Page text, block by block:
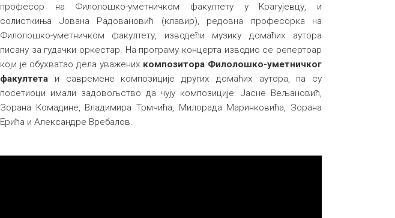
професор на Филолошко-уметничком факултету у Крагујевцу, и
солисткиња Јована Радовановић (клавир), редовна професорка на
Филолошко-уметничком факултету, изводећи музику домаћих аутора
писану за гудачки оркестар. На програму концерта изводио се репертоар
који је обухватао дела уважених композитора Филолошко-уметничког
факултета и савремене композиције других домаћих аутора, па су
посетиоци имали задовољство да чују композиције: Јасне Вељановић,
Зорана Комадине, Владимира Трмчића, Милорада Маринковића, Зорана
Ерића и Александре Вребалов.